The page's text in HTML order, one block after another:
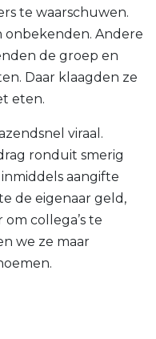
te waarschuwen.
onbekenden. Andere
de groep en
Daar klaagden ze
eten.
viraal.
ronduit smerig
aangifte
de eigenaar geld,
collega’s te
we ze maar